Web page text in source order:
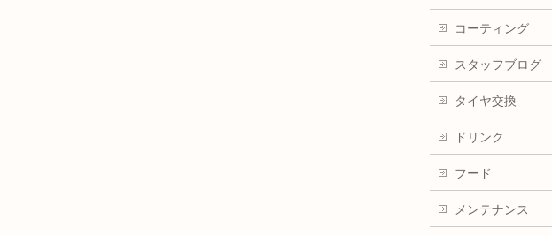
コーティング
スタッフブログ
タイヤ交換
ドリンク
フード
メンテナンス